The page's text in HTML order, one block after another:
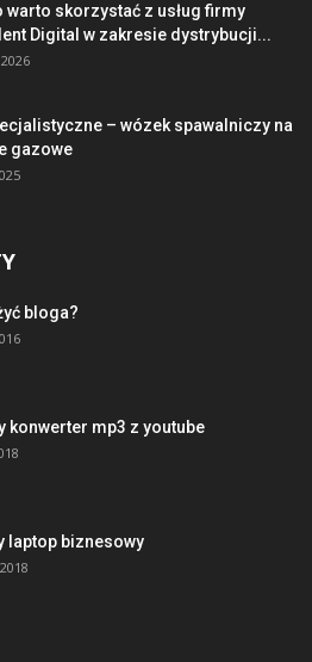
warto skorzystać z usług firmy
Digital w zakresie dystrybucji...
– wózek spawalniczy na
gazowe
bloga?
konwerter mp3 z youtube
laptop biznesowy